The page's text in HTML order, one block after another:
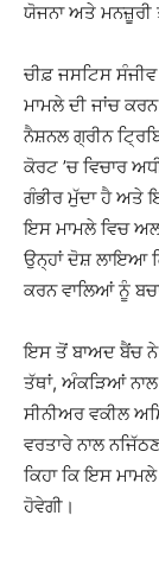
ਯੋਜਨਾ ਅਤੇ ਮਨਜ਼ੂਰੀ
ਚੀਫ਼ ਜਸਟਿਸ
ਮਾਮਲੇ ਦੀ ਜਾਂਚ
ਨੈਸ਼ਨਲ ਗ੍ਰੀਨ
ਕੋਰਟ ’ਚ ਵਿਚਾਰ
ਗੰਭੀਰ ਮੁੱਦਾ ਹੈ ਅਤੇ
ਇਸ ਮਾਮਲੇ ਵਿਚ
ਉਨ੍ਹਾਂ ਦੋਸ਼ ਲਾਇਆ
ਕਰਨ ਵਾਲਿਆਂ ਨੂੰ
ਇਸ ਤੋਂ ਬਾਅਦ ਬੈਂਚ ਨੇ
ਤੱਥਾਂ, ਅੰਕੜਿਆਂ
ਸੀਨੀਅਰ ਵਕੀਲ
ਵਰਤਾਰੇ ਨਾਲ
ਕਿਹਾ ਕਿ ਇਸ
ਹੋਵੇਗੀ।